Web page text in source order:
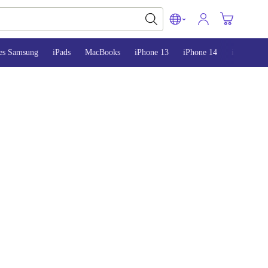
Samsung iPads MacBooks iPhone 13 iPhone 14 iPhone 15